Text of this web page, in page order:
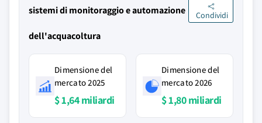
sistemi di monitoraggio e automazione
dell'acquacoltura
Condividi
Dimensione del
mercato 2025
$ 1,64 miliardi
Dimensione del
mercato 2026
$ 1,80 miliardi